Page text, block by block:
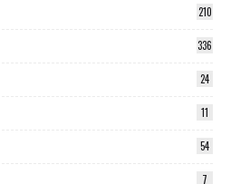
210
336
24
11
54
7